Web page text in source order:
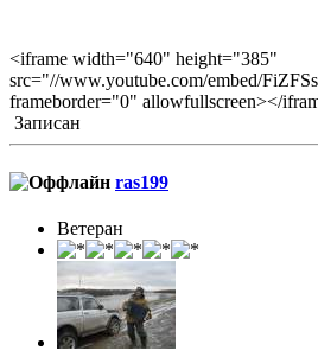
<iframe width="640" height="385"
src="//www.youtube.com/embed/
frameborder="0" allowfullscreen></
Записан
ras199
Ветеран